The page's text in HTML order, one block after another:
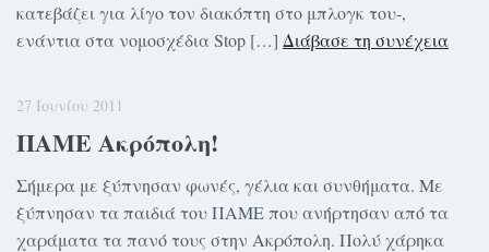
κατεβάζει για λίγο τον διακόπτη στο μπλογκ του-,
ενάντια στα νομοσχέδια Stop […] Διάβασε τη συνέχεια
27 Ιουνίου 2011
ΠΑΜΕ Ακρόπολη!
Σήμερα με ξύπνησαν φωνές, γέλια και συνθήματα. Με
ξύπνησαν τα παιδιά του ΠΑΜΕ που ανήρτησαν από τα
χαράματα τα πανό τους στην Ακρόπολη. Πολύ χάρηκα